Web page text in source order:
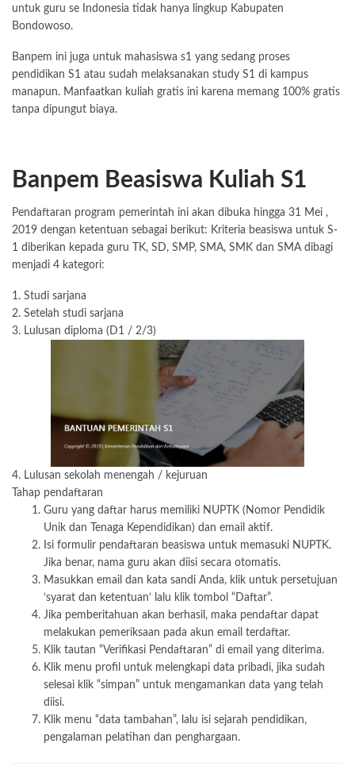
untuk guru se Indonesia tidak hanya lingkup Kabupaten
Bondowoso.
Banpem ini juga untuk mahasiswa s1 yang sedang proses
pendidikan S1 atau sudah melaksanakan study S1 di kampus
manapun. Manfaatkan kuliah gratis ini karena memang 100% gratis
tanpa dipungut biaya.
Banpem Beasiswa Kuliah S1
Pendaftaran program pemerintah ini akan dibuka hingga 31 Mei ,
2019 dengan ketentuan sebagai berikut: Kriteria beasiswa untuk S-
1 diberikan kepada guru TK, SD, SMP, SMA, SMK dan SMA dibagi
menjadi 4 kategori:
1. Studi sarjana
2. Setelah studi sarjana
3. Lulusan diploma (D1 / 2/3)
4. Lulusan sekolah menengah / kejuruan
Tahap pendaftaran
Guru yang daftar harus memiliki NUPTK (Nomor Pendidik
Unik dan Tenaga Kependidikan) dan email aktif.
Isi formulir pendaftaran beasiswa untuk memasuki NUPTK.
Jika benar, nama guru akan diisi secara otomatis.
Masukkan email dan kata sandi Anda, klik untuk persetujuan
‘syarat dan ketentuan’ lalu klik tombol “Daftar”.
Jika pemberitahuan akan berhasil, maka pendaftar dapat
melakukan pemeriksaan pada akun email terdaftar.
Klik tautan “Verifikasi Pendaftaran” di email yang diterima.
Klik menu profil untuk melengkapi data pribadi, jika sudah
selesai klik “simpan” untuk mengamankan data yang telah
diisi.
Klik menu “data tambahan”, lalu isi sejarah pendidikan,
pengalaman pelatihan dan penghargaan.